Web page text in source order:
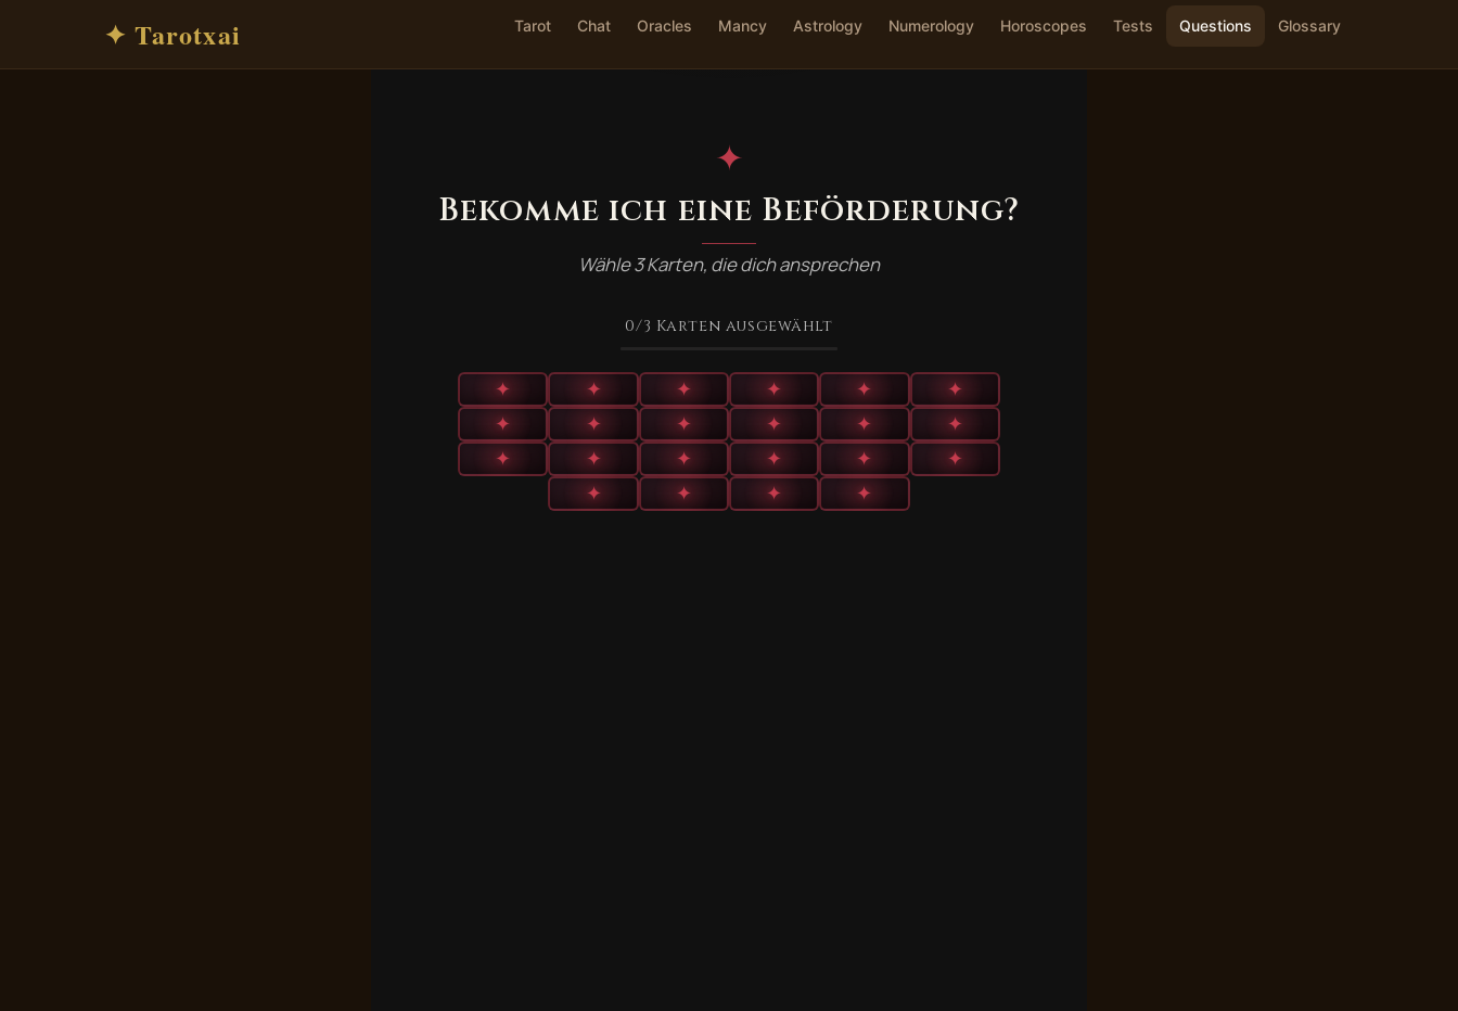
✦ Tarotxai Tarot Chat Oracles Mancy Astrology Numerology Horoscopes Tests Questions Glossary
✦
Bekomme ich eine Beförderung?
Wähle 3 Karten, die dich ansprechen
0/3 Karten ausgewählt
✦ ✦ ✦ ✦ ✦
✦
✦
✦ ✦ ✦ ✦
✦
✦
✦ ✦ ✦ ✦
✦
✦
✦ ✦ ✦